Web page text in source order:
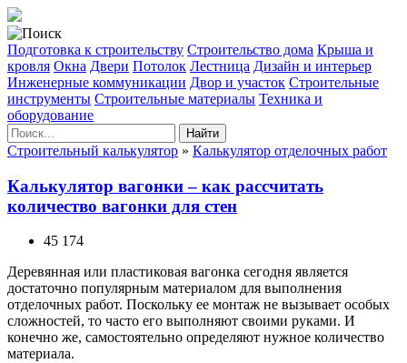
Подготовка к строительству Строительство дома Крыша и
кровля Окна Двери Потолок Лестница Дизайн и интерьер
Инженерные коммуникации Двор и участок Строительные
инструменты Строительные материалы Техника и
оборудование
Найти
Строительный калькулятор » Калькулятор отделочных работ
Калькулятор вагонки – как рассчитать
количество вагонки для стен
45 174
Деревянная или пластиковая вагонка сегодня является
достаточно популярным материалом для выполнения
отделочных работ. Поскольку ее монтаж не вызывает особых
сложностей, то часто его выполняют своими руками. И
конечно же, самостоятельно определяют нужное количество
материала.